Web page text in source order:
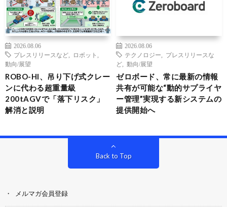
2026.08.06
プレスリリースなど
ロボット
動向/展望
ROBO-HI、吊り下げ式クレー
ンに代わる超重量級
200tAGVで「落下リスク」
解消と説明
2026.08.06
テクノロジー
プレスリリースな
ど
動向/展望
ゼロボード、常に最新の情報
共有が可能な“動的サプライヤ
ー管理”実現する新システムの
提供開始へ
Back to Top
メルマガ会員登録